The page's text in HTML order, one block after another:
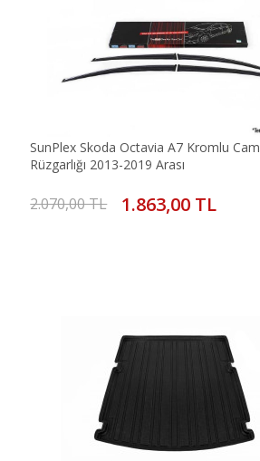
SunPlex Skoda Octavia A7 Kromlu Cam
Rüzgarlığı 2013-2019 Arası
2.070,00 TL 1.863,00 TL